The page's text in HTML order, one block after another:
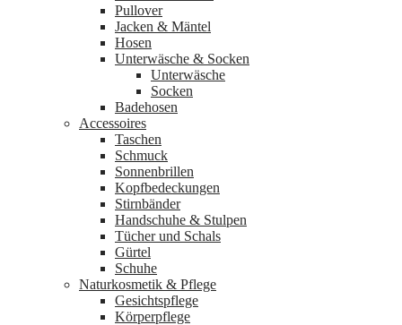
Pullover
Jacken & Mäntel
Hosen
Unterwäsche & Socken
Unterwäsche
Socken
Badehosen
Accessoires
Taschen
Schmuck
Sonnenbrillen
Kopfbedeckungen
Stirnbänder
Handschuhe & Stulpen
Tücher und Schals
Gürtel
Schuhe
Naturkosmetik & Pflege
Gesichtspflege
Körperpflege